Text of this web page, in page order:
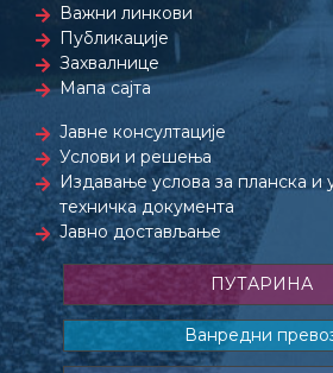
Важни линкови
Публикације
Захвалнице
Мапа сајта
Јавне консултације
Услови и решења
Издавање услова за планска и
техничка документа
Јавно достављање
ПУТАРИНА
Ванредни